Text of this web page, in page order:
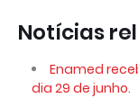
Notícias
Enamed
dia 29 de junho.